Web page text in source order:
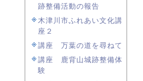
跡整備活動の報告
木津川市ふれあい文化講
座２
講座 万葉の道を尋ねて
講座 鹿背山城跡整備体
験